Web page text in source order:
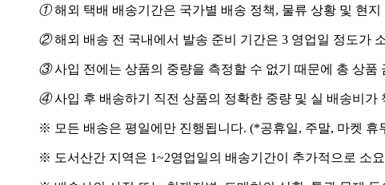
①해외 택배 배송기간은 국가별 배송 정책, 물류 상황 및 현
②해외 배송 전 국내에서 발송 준비 기간은 3 영업일 정도가
③사입 전에는 상품의 중량을 측정할 수 없기 때문에 총 상
④사입 후 배송하기 직전 상품의 정확한 중량 및 실 배송비
※ 모든 배송은 평일에만 진행됩니다. (*공휴일, 주말, 마켓 휴
※ 도서산간 지역은 1~2영업일의 배송기간이 추가적으로 소